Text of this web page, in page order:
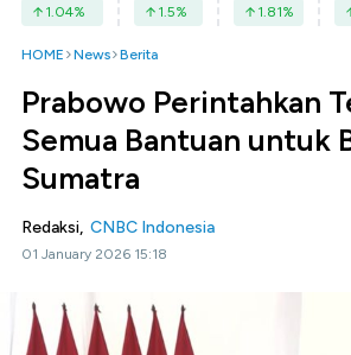
1.04% 1.5% 1.81%
HOME News Berita
Prabowo Perintahkan
Semua Bantuan untuk
Sumatra
Redaksi, CNBC Indonesia
01 January 2026 15:18